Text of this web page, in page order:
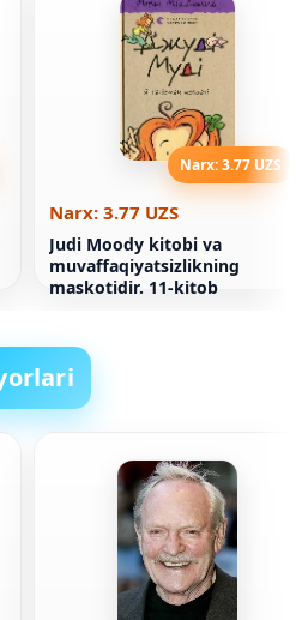
Narx: 3.77 UZS
Narx: 3.77 UZS
Judi Moody kitobi va
muvaffaqiyatsizlikning
maskotidir. 11-kitob